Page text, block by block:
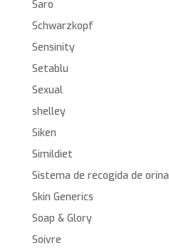
Saro
Schwarzkopf
Sensinity
Setablu
Sexual
shelley
Siken
Simildiet
Sistema de recogida de orina
Skin Generics
Soap & Glory
Soivre